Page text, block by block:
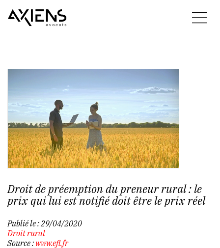
Droit de préemption du preneur rural : le
prix qui lui est notifié doit être le prix réel
Publié le :29/04/2020
Droit rural
Source : www.efl.fr